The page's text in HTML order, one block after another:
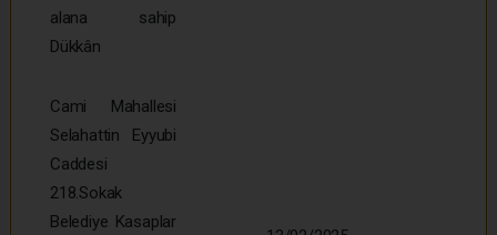
alana sahip
Dükkân
Cami Mahallesi
Selahattin Eyyubi
Caddesi
218.Sokak
Belediye Kasaplar